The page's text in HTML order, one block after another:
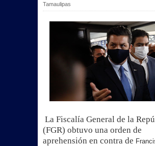
Tamaulipas
La Fiscalía General de la
(FGR) obtuvo una orden de
aprehensión en contra de